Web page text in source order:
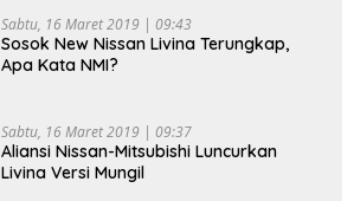
Sabtu, 16 Maret 2019 | 09:43
Sosok New Nissan Livina Terungkap,
Apa Kata NMI?
Sabtu, 16 Maret 2019 | 09:37
Aliansi Nissan-Mitsubishi Luncurkan
Livina Versi Mungil